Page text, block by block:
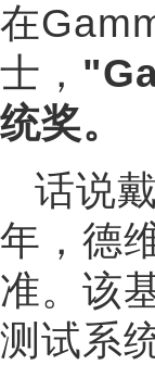
在
士，
统奖。
话说
年，德
准。该
测试系